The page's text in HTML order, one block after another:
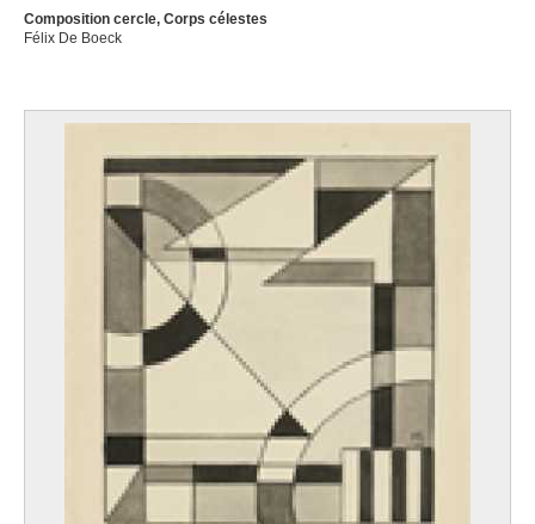
Composition cercle, Corps célestes
Félix De Boeck